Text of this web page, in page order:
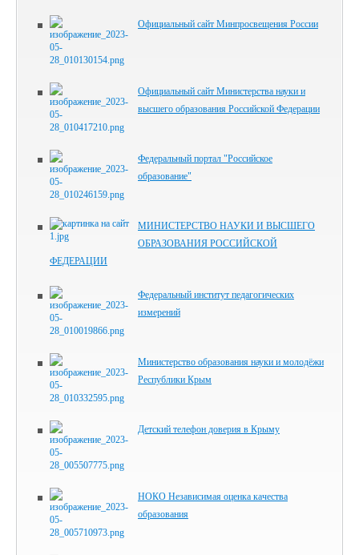
Официальный сайт Минпросвещения России
Официальный сайт Министерства науки и
высшего образования Российской Федерации
Федеральный портал "Российское
образование"
МИНИСТЕРСТВО НАУКИ И ВЫСШЕГО
ОБРАЗОВАНИЯ РОССИЙСКОЙ
ФЕДЕРАЦИИ
Федеральный институт педагогических
измерений
Министерство образования науки и молодёжи
Республики Крым
Детский телефон доверия в Крыму
НОКО Независимая оценка качества
образования